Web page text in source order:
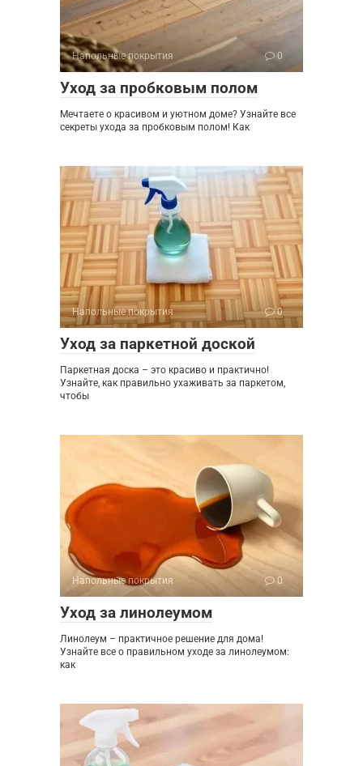
Напольные покрытия 0
Уход за пробковым полом
Мечтаете о красивом и уютном доме? Узнайте все
секреты ухода за пробковым полом! Как
Напольные покрытия 0
Уход за паркетной доской
Паркетная доска – это красиво и практично!
Узнайте, как правильно ухаживать за паркетом,
чтобы
Напольные покрытия 0
Уход за линолеумом
Линолеум – практичное решение для дома!
Узнайте все о правильном уходе за линолеумом:
как